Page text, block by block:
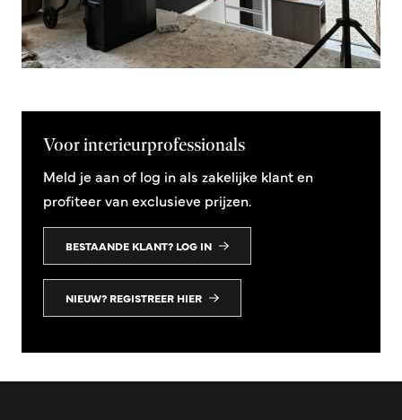
Voor interieurprofessionals
Meld je aan of log in als zakelijke klant en
profiteer van exclusieve prijzen.
BESTAANDE KLANT? LOG IN
NIEUW? REGISTREER HIER